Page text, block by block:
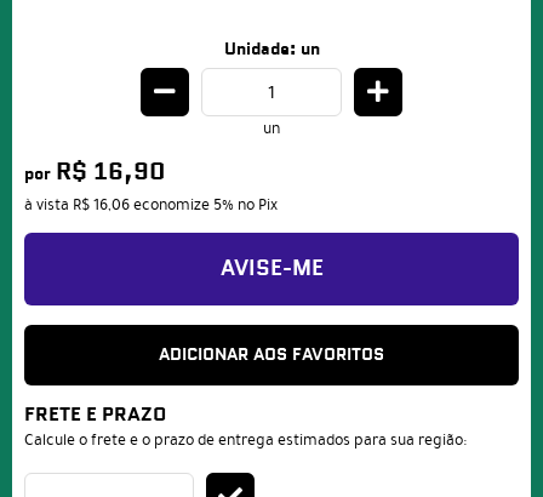
Unidade: un
un
por R$ 16,90
à vista R$ 16,06economize 5% no Pix
AVISE-ME
ADICIONAR AOS FAVORITOS
FRETE E PRAZO
Calcule o frete e o prazo de entrega estimados para sua região: